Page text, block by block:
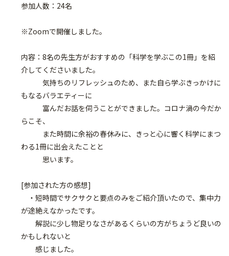
参加人数：24名
※Zoomで開催しました。
内容：8名の先生方がおすすめの「科学を学ぶこの1冊」を紹
介してくださいました。
気持ちのリフレッシュのため、また自ら学ぶきっかけに
もなるバラエティーに
富んだお話を伺うことができました。コロナ渦の今だか
らこそ、
また時間に余裕の春休みに、きっと心に響く科学にまつ
わる1冊に出会えたことと
思います。
[参加された方の感想]
・短時間でサクサクと要点のみをご紹介頂いたので、集中力
が途絶えなかったです。
解説に少し物足りなさがあるくらいの方がちょうど良いの
かもしれないと
感じました。